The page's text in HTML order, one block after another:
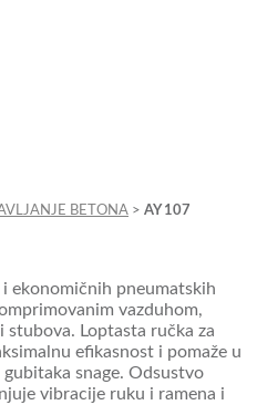
BETONA > AY 107
ekonomičnih pneumatskih
vazduhom,
stubova. Loptasta ručka za
efikasnost i pomaže u
snage. Odsustvo
vibracije ruku i ramena i